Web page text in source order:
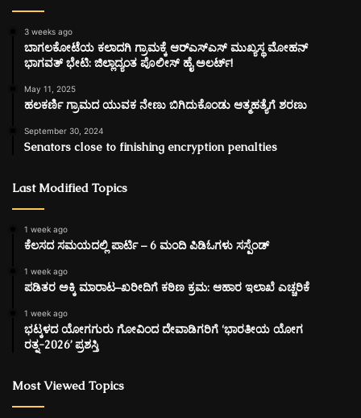
3 weeks ago
ಬಾಗಲಕೋಟೆಯ ಕಲಾದಗಿ ಗ್ರಾಮಕ್ಕೆ ಆರ್‌ಎಸ್‌ಎಸ್ ಮುಖ್ಯಸ್ಥ ಮೋಹನ್
ಭಾಗವತ್ ಭೇಟಿ: ಜಿಲ್ಲಾದ್ಯಂತ ಪೊಲೀಸ್ ಹೈ ಅಲರ್ಟ್!
May 11, 2025
ಹಲಕರ್ಣಿ ಗ್ರಾಮದ ಯುವಕ ನೇಣು ಬಿಗಿದುಕೊಂಡು ಆತ್ಮಹತ್ಯೆಗೆ ಶರಣು
September 30, 2024
Senators close to finishing encryption penalties
Last Modified Topics
1 week ago
ಕೆಲಸದ ಸಮಯದಲ್ಲಿ ಪಾರ್ಟಿ – 6 ಮಂದಿ ಪಿಡಿಓಗಳು ಸಸ್ಪೆಂಡ್
1 week ago
ಪಡಿತರ ಅಕ್ಕಿ ಮಾರಾಟ–ಖರೀದಿಗೆ ಕಠಿಣ ಕ್ರಮ: ಆಹಾರ ಇಲಾಖೆ ಎಚ್ಚರಿಕೆ
1 week ago
ಭಟ್ಕಳದ ಯೋಗಗುರು ಗೋವಿಂದ ದೇವಾಡಿಗರಿಗೆ ‘ಭಾರತೀಯ ಯೋಗ
ರತ್ನ-2026’ ಪ್ರಶಸ್ತಿ
Most Viewed Topics